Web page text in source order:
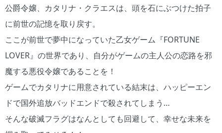
公爵令嬢、カタリナ・クラエスは、頭を石にぶつけた拍子
に前世の記憶を取り戻す。
ここが前世で夢中になっていた乙女ゲーム『FORTUNE
LOVER』の世界であり、自分がゲームの主人公の恋路を邪
魔する悪役令嬢であることを！
ゲームでカタリナに用意されている結末は、ハッピーエン
ドで国外追放バッドエンドで殺されてしまう…
そんな破滅フラグはなんとしても回避して、幸せな未来を